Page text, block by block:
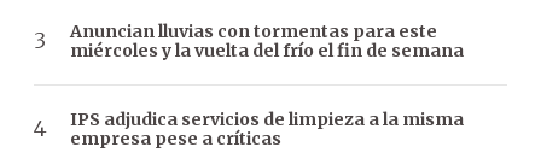
Anuncian lluvias con tormentas para este
miércoles y la vuelta del frío el fin de semana
IPS adjudica servicios de limpieza a la misma
empresa pese a críticas